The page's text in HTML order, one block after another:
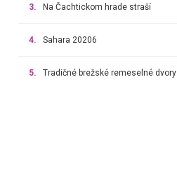
3. Na Čachtickom hrade straší
4. Sahara 20206
5. Tradičné brežské remeselné dvory